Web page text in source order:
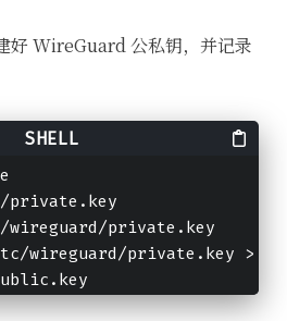
好 WireGuard 公私钥，并记录
private.key
wireguard/private.key
wireguard/private.key >